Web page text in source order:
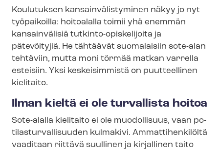
Koulutuksen kan­sain­vä­lis­ty­mi­nen näkyy jo nyt
työpaikoilla: hoitoalalla toimii yhä enemmän
kansainvälisiä tutkinto-​opiskelijoita ja
pätevöityjiä. He tähtäävät suomalaisiin sote-alan
tehtäviin, mutta moni törmää matkan varrella
esteisiin. Yksi keskeisimmistä on puutteellinen
kielitaito.
Ilman kieltä ei ole turvallista hoitoa
Sote-alalla kielitaito ei ole muodollisuus, vaan po­
ti­las­tur­val­li­suu­den kulmakivi. Ammattihenkilöltä
vaaditaan riittävä suullinen ja kirjallinen taito